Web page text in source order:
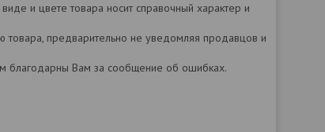
и цвете товара носит справочный характер и
товара, предварительно не уведомляя продавцов и
благодарны Вам за сообщение об ошибках.